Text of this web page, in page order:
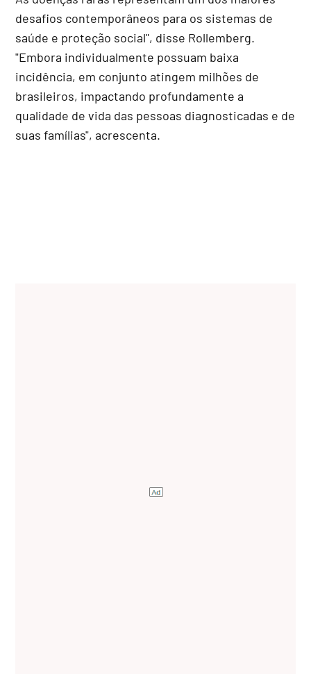
desafios contemporâneos para os sistemas de
saúde e proteção social", disse Rollemberg.
"Embora individualmente possuam baixa
incidência, em conjunto atingem milhões de
brasileiros, impactando profundamente a
qualidade de vida das pessoas diagnosticadas e de
suas famílias", acrescenta.